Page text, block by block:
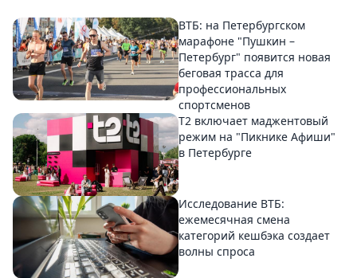
ВТБ: на Петербургском
марафоне "Пушкин –
Петербург" появится новая
беговая трасса для
профессиональных
спортсменов
Т2 включает маджентовый
режим на "Пикнике Афиши"
в Петербурге
Исследование ВТБ:
ежемесячная смена
категорий кешбэка создает
волны спроса